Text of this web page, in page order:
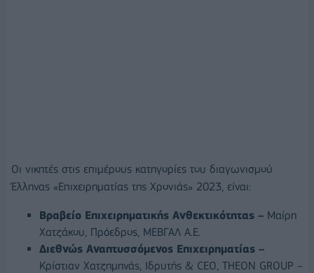
Oι νικητές στις επιμέρους κατηγορίες του διαγωνισμού
Έλληνας «Επιχειρηματίας της Χρονιάς» 2023, είναι:
Βραβείο Επιχειρηματικής Ανθεκτικότητας – Μαίρη
Χατζάκου, Πρόεδρος, ΜΕΒΓΑΛ Α.Ε.
Διεθνώς Αναπτυσσόμενος Επιχειρηματίας –
Κρίστιαν Χατζημηνάς, Ιδρυτής & CEO, THEON GROUP –